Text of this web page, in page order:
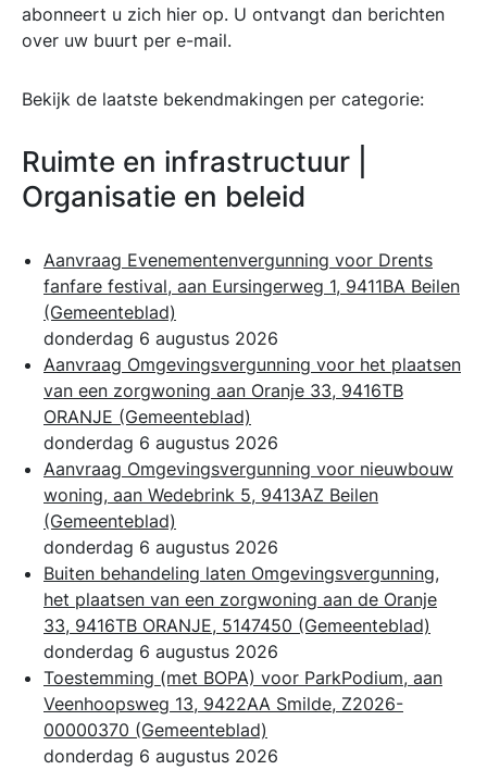
abonneert u zich hier op. U ontvangt dan berichten
over uw buurt per e-mail.
Bekijk de laatste bekendmakingen per categorie:
Ruimte en infrastructuur |
Organisatie en beleid
Aanvraag Evenementenvergunning voor Drents
fanfare festival, aan Eursingerweg 1, 9411BA Beilen
(Gemeenteblad)
donderdag 6 augustus 2026
Aanvraag Omgevingsvergunning voor het plaatsen
van een zorgwoning aan Oranje 33, 9416TB
ORANJE (Gemeenteblad)
donderdag 6 augustus 2026
Aanvraag Omgevingsvergunning voor nieuwbouw
woning, aan Wedebrink 5, 9413AZ Beilen
(Gemeenteblad)
donderdag 6 augustus 2026
Buiten behandeling laten Omgevingsvergunning,
het plaatsen van een zorgwoning aan de Oranje
33, 9416TB ORANJE, 5147450 (Gemeenteblad)
donderdag 6 augustus 2026
Toestemming (met BOPA) voor ParkPodium, aan
Veenhoopsweg 13, 9422AA Smilde, Z2026-
00000370 (Gemeenteblad)
donderdag 6 augustus 2026